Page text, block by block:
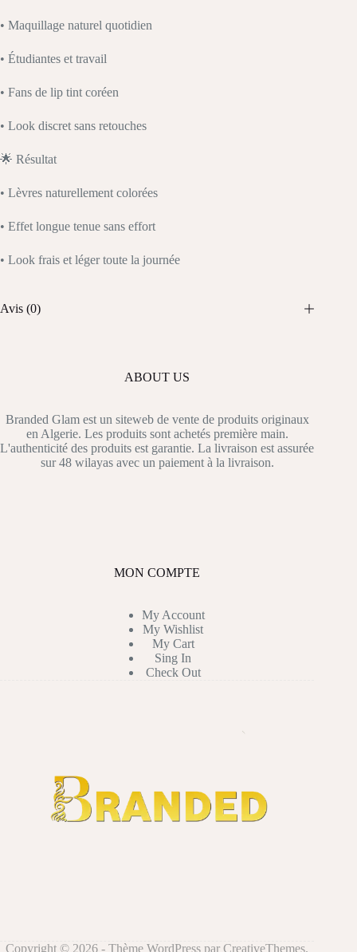
• Maquillage naturel quotidien
• Étudiantes et travail
• Fans de lip tint coréen
• Look discret sans retouches
🌟 Résultat
• Lèvres naturellement colorées
• Effet longue tenue sans effort
• Look frais et léger toute la journée
Avis (0)
ABOUT US
Branded Glam est un siteweb de vente de produits originaux
en Algerie. Les produits sont achetés première main.
L'authenticité des produits est garantie. La livraison est assurée
sur 48 wilayas avec un paiement à la livraison.
MON COMPTE
My Account
My Wishlist
My Cart
Sing In
Check Out
Copyright © 2026 - Thème WordPress parCreativeThemes.